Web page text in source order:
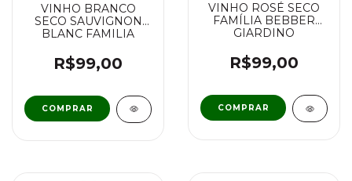
VINHO BRANCO
SECO SAUVIGNON
BLANC FAMILIA
R$99,00
VINHO ROSÉ SECO
FAMÍLIA BEBBER
GIARDINO
R$99,00